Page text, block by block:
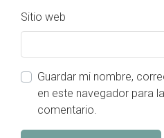
Sitio web
Guardar mi nombre,
en este navegador para
comentario.